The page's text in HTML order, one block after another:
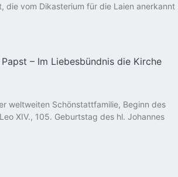
die vom Dikasterium für die Laien anerkannt
– Im Liebesbündnis die Kirche
weltweiten Schönstattfamilie, Beginn des
XIV., 105. Geburtstag des hl. Johannes